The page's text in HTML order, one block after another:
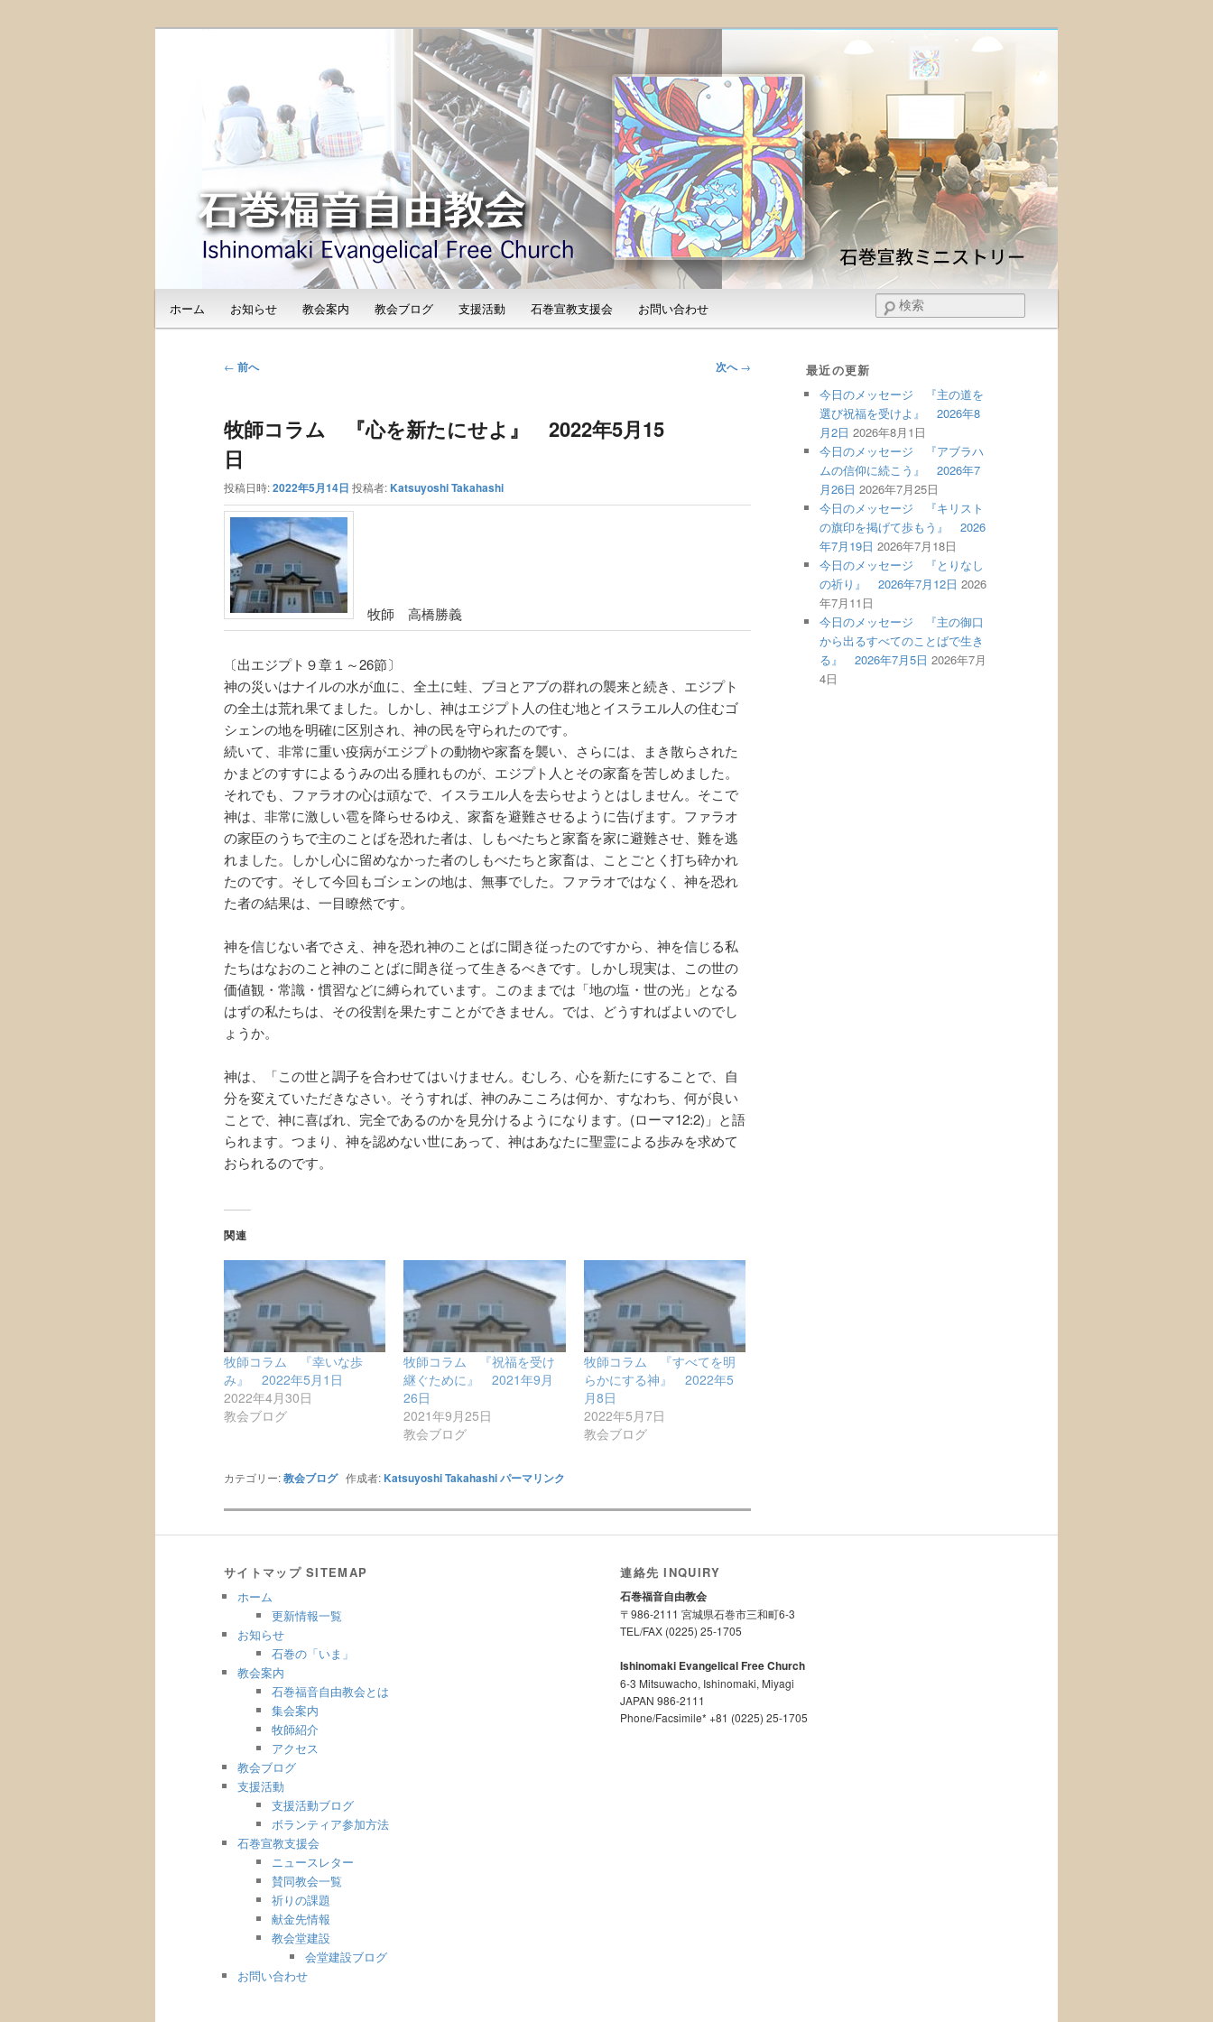
石巻福音自由教会（Ishinomaki Evangelical
Free Church）
日本福音自由教会の有志による「石巻宣教支援会」によって支えられる新しい教会と、被災地支援活動
索
ホーム お知らせ 教会案内 教会ブログ 支援活動 石巻宣教支援会 お問い合わせ
投
ビ
ゲ
ー
シ
ョ
← 前へ 次へ→
牧師コラム 『心を新たにせよ』 2022年5月15
日
投稿日時:2022年5月14日 投稿者: Katsuyoshi Takahashi
牧師 高橋勝義
〔出エジプト９章１～26節〕
神の災いはナイルの水が血に、全土に蛙、ブヨとアブの群れの襲来と続き、エジプト
の全土は荒れ果てました。しかし、神はエジプト人の住む地とイスラエル人の住むゴ
シェンの地を明確に区別され、神の民を守られたのです。
続いて、非常に重い疫病がエジプトの動物や家畜を襲い、さらには、まき散らされた
かまどのすすによるうみの出る腫れものが、エジプト人とその家畜を苦しめました。
それでも、ファラオの心は頑なで、イスラエル人を去らせようとはしません。そこで
神は、非常に激しい雹を降らせるゆえ、家畜を避難させるように告げます。ファラオ
の家臣のうちで主のことばを恐れた者は、しもべたちと家畜を家に避難させ、難を逃
れました。しかし心に留めなかった者のしもべたちと家畜は、ことごとく打ち砕かれ
たのです。そして今回もゴシェンの地は、無事でした。ファラオではなく、神を恐れ
た者の結果は、一目瞭然です。
神を信じない者でさえ、神を恐れ神のことばに聞き従ったのですから、神を信じる私
たちはなおのこと神のことばに聞き従って生きるべきです。しかし現実は、この世の
価値観・常識・慣習などに縛られています。このままでは「地の塩・世の光」となる
はずの私たちは、その役割を果たすことができません。では、どうすればよいのでし
ょうか。
神は、「この世と調子を合わせてはいけません。むしろ、心を新たにすることで、自
分を変えていただきなさい。そうすれば、神のみこころは何か、すなわち、何が良い
ことで、神に喜ばれ、完全であるのかを見分けるようになります。(ローマ12:2)」と語
られます。つまり、神を認めない世にあって、神はあなたに聖霊による歩みを求めて
おられるのです。
関連
牧師コラム 『幸いな歩
み』 2022年5月1日
2022年4月30日
教会ブログ
牧師コラム 『祝福を受け
継ぐために』 2021年9月
26日
2021年9月25日
教会ブログ
牧師コラム 『すべてを明
らかにする神』 2022年5
月8日
2022年5月7日
教会ブログ
カテゴリー:教会ブログ作成者: Katsuyoshi Takahashiパーマリンク
最近の更新
今日のメッセージ 『主の道を
選び祝福を受けよ』 2026年8
月2日 2026年8月1日
今日のメッセージ 『アブラハ
ムの信仰に続こう』 2026年7
月26日 2026年7月25日
今日のメッセージ 『キリスト
の旗印を掲げて歩もう』 2026
年7月19日 2026年7月18日
今日のメッセージ 『とりなし
の祈り』 2026年7月12日 2026
年7月11日
今日のメッセージ 『主の御口
から出るすべてのことばで生き
る』 2026年7月5日 2026年7月
4日
サイトマップ SITEMAP
ホーム
更新情報一覧
お知らせ
石巻の「いま」
教会案内
石巻福音自由教会とは
集会案内
牧師紹介
アクセス
教会ブログ
支援活動
支援活動ブログ
ボランティア参加方法
石巻宣教支援会
ニュースレター
賛同教会一覧
祈りの課題
献金先情報
教会堂建設
会堂建設ブログ
お問い合わせ
連絡先 INQUIRY
石巻福音自由教会
〒986-2111 宮城県石巻市三和町6-3
TEL/FAX (0225) 25-1705
Ishinomaki Evangelical Free Church
6-3 Mitsuwacho, Ishinomaki, Miyagi
JAPAN 986-2111
Phone/Facsimile* +81 (0225) 25-1705